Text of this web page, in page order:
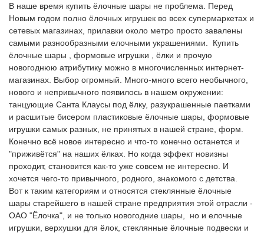
В наше время купить ёлочные шары не проблема. Перед
Новым годом полно ёлочных игрушек во всех супермаркетах и
сетевых магазинах, прилавки около метро просто завалены
самыми разнообразными елочными украшениями. Купить
ёлочные шары , формовые игрушки , ёлки и прочую
новогоднюю атрибутику можно в многочисленных интернет-
магазинах. Выбор огромный. Много-много всего необычного,
нового и непривычного появилось в нашем окружении:
танцующие Санта Клаусы под ёлку, разукрашенные паетками
и расшитые бисером пластиковые ёлочные шары, формовые
игрушки самых разных, не принятых в нашей стране, форм.
Конечно всё новое интересно и что-то конечно останется и
"приживётся" на наших ёлках. Но когда эффект новизны
проходит, становится как-то уже совсем не интересно. И
хочется чего-то привычного, родного, знакомого с детства.
Вот к таким категориям и относятся стеклянные ёлочные
шары старейшего в нашей стране предприятия этой отрасли -
ОАО "Ёлочка", и не только новогодние шары, но и елочные
игрушки, верхушки для ёлок, стеклянные ёлочные подвески и